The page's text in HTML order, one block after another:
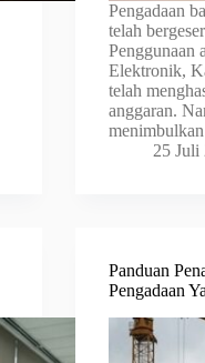
Pengadaan
telah
Penggunaan
Elektronik,
telah
anggaran.
25 Juli
Panduan
Pengadaan